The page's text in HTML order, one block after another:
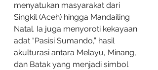
menyatukan masyarakat dari
Singkil (Aceh) hingga Mandailing
Natal. Ia juga menyoroti kekayaan
adat “Pasisi Sumando,” hasil
akulturasi antara Melayu, Minang,
dan Batak yang menjadi simbol